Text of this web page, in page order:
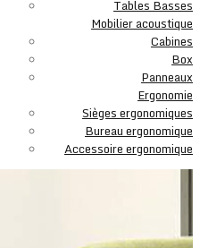
Tables Basses
Mobilier acoustique
Cabines
Box
Panneaux
Ergonomie
Sièges ergonomiques
Bureau ergonomique
Accessoire ergonomique